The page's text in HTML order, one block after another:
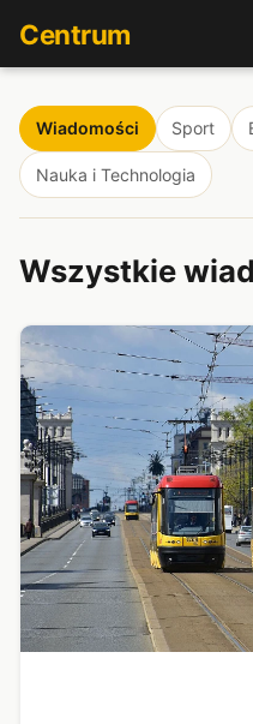
Centrum
Wiadomości Sport
Nauka i Technologia
Wszystkie